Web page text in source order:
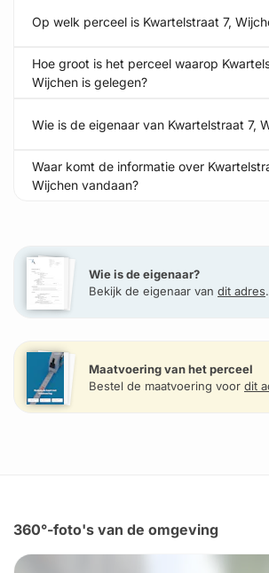
Op welk perceel is Kwartelstraat 7,
Hoe groot is het perceel waarop
Wijchen is gelegen?
Wie is de eigenaar van Kwartelstraat 7,
Waar komt de informatie over
Wijchen vandaan?
Wie is de eigenaar?
Bekijk de eigenaar van dit adres.
Maatvoering van het perceel
Bestel de maatvoering voor dit
360°-foto's van de omgeving